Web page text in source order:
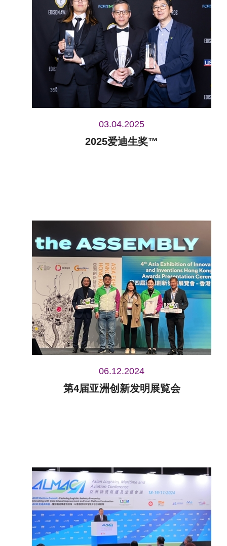
03.04.2025
2025爱迪生奖™
06.12.2024
第4届亚洲创新发明展覧会